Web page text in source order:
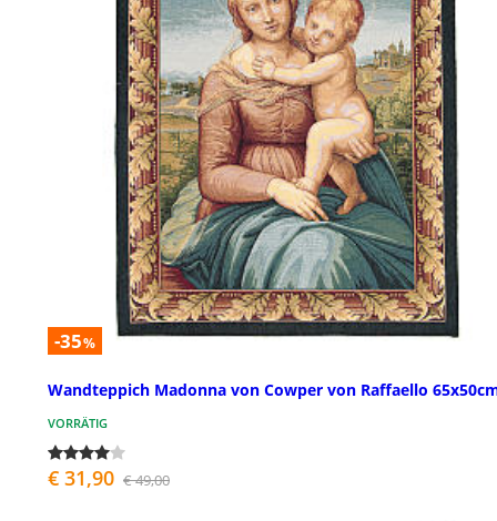
-35%
Wandteppich Madonna von Cowper von Raffaello
VORRÄTIG
€ 31,90 € 49,00